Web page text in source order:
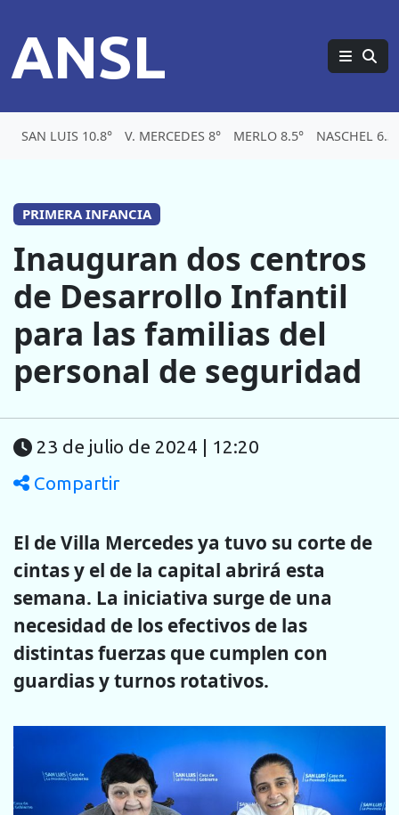
ANSL
SAN LUIS 10.8° V. MERCEDES 8° MERLO 8.5° NASCHEL 6.3°
PRIMERA INFANCIA
Inauguran dos centros
de Desarrollo Infantil
para las familias del
personal de seguridad
23 de julio de 2024 | 12:20
Compartir
El de Villa Mercedes ya tuvo su corte de
cintas y el de la capital abrirá esta
semana. La iniciativa surge de una
necesidad de los efectivos de las
distintas fuerzas que cumplen con
guardias y turnos rotativos.